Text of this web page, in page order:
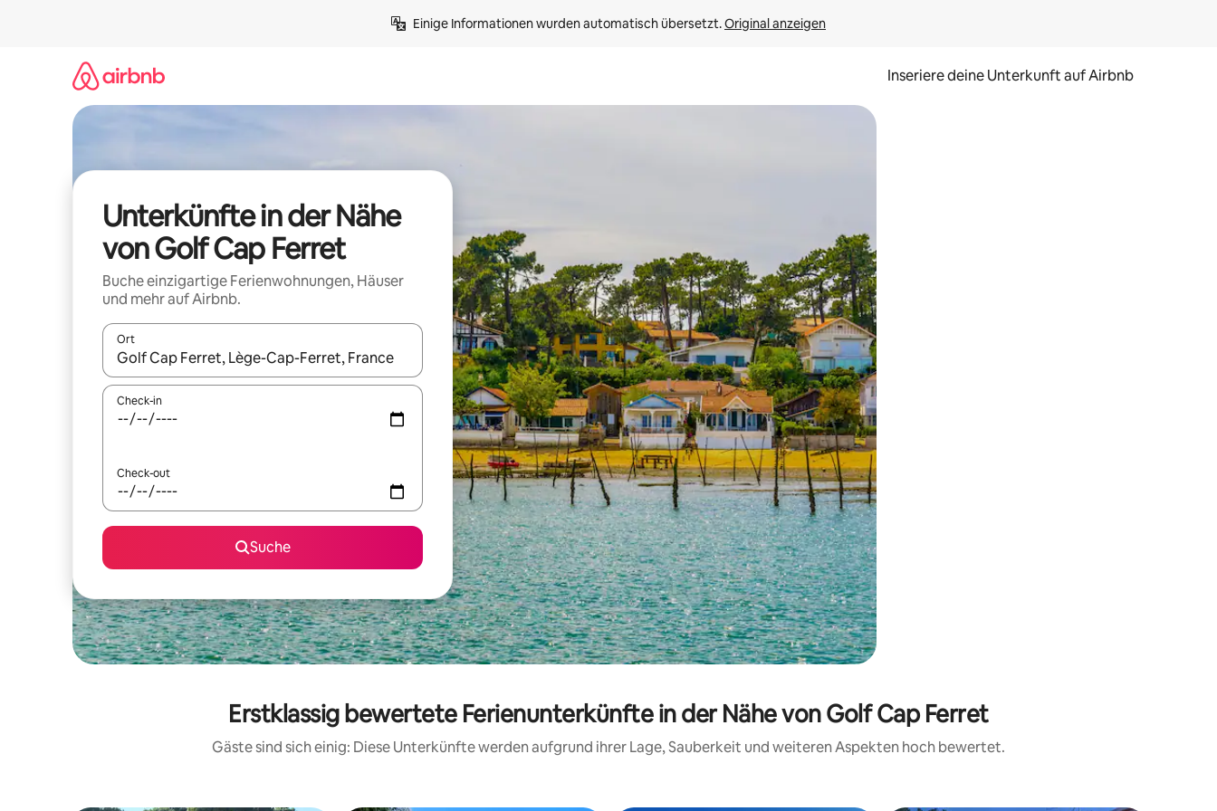
Einige Informationen wurden automatisch übersetzt. Original anzeigen
Inseriere deine Unterkunft auf Airbnb
Unterkünfte in der Nähe
von Golf Cap Ferret
Buche einzigartige Ferienwohnungen, Häuser
und mehr auf Airbnb.
Ort
Wenn Ergebnisse verfügbar sind, navigiere mit den Pfeiltasten nach oben und unten oder erkunde die Ergebnisse durch Berühren oder Wischgesten.
Check-in
Check-out
Suche
Erstklassig bewertete Ferienunterkünfte in der Nähe von Golf Cap Ferret
Gäste sind sich einig: Diese Unterkünfte werden aufgrund ihrer Lage, Sauberkeit und weiteren Aspekten hoch bewertet.